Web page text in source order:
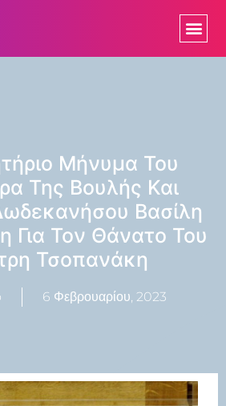
Μήνυμα Του
Της Βουλής Και
Βασίλη
Για Τον Θάνατο Του
Τσοπανάκη
6 Φεβρουαρίου, 2023